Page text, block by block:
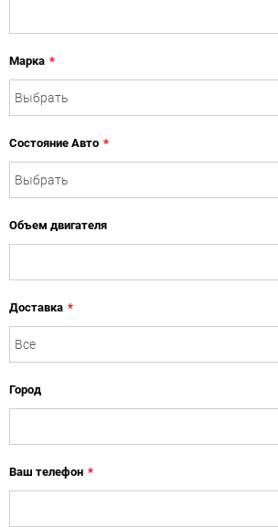
Марка *
Состояние Авто *
Объем двигателя
Доставка *
Город
Ваш телефон *